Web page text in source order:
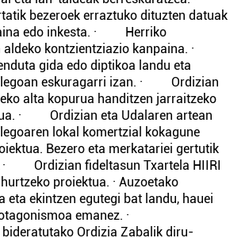
bezeroek erraztuko dituzten datuak
edo inkesta. · Herriko
aldeko kontzientziazio kanpaina. ·
gida edo diptikoa landu eta
eskuragarri izan. · Ordizian
alta kopurua handitzen jarraitzeko
· Ordizian eta Udalaren artean
lokal komertzial kokagune
Bezero eta merkatariei gertutik
· Ordizian fideltasun Txartela HIIRI
proiektua. · Auzoetako
eta ekintzen egutegi bat landu, hauei
emanez. ·
bideratutako Ordizia Zabalik diru-